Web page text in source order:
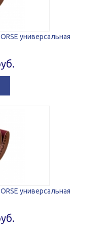
универсальная
универсальная